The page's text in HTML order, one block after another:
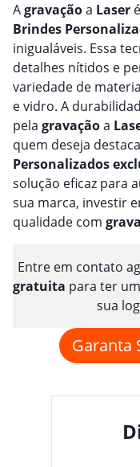
Agravaçãoa Laser
Brindes
inigualáveis. Essa
detalhes nítidos e
variedade de
e vidro. A
pela gravaçãoa
quem deseja
Personalizados
solução eficaz para
sua marca, investir
qualidade com
Entre em contato
gratuita para ter
sua
Garanta